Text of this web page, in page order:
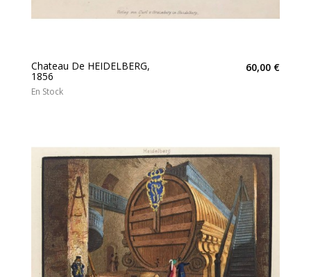
Chateau De HEIDELBERG,
1856
60,00 €
En Stock